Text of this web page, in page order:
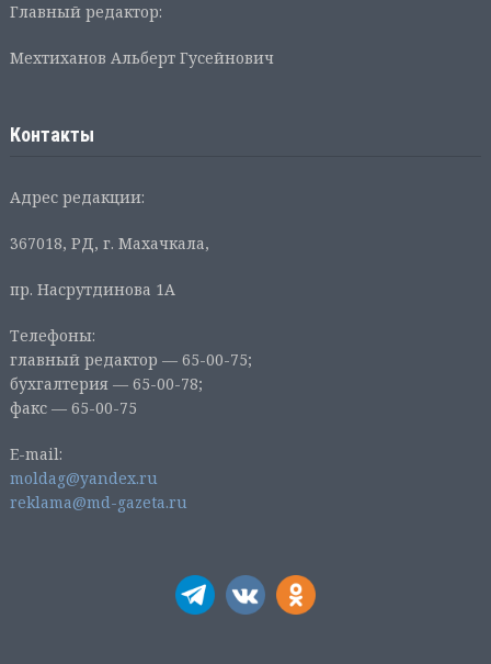
Главный редактор:
Мехтиханов Альберт Гусейнович
Контакты
Адрес редакции:
367018, РД, г. Махачкала,
пр. Насрутдинова 1А
Телефоны:
главный редактор — 65-00-75;
бухгалтерия — 65-00-78;
факс — 65-00-75
E-mail:
moldag@yandex.ru
reklama@md-gazeta.ru